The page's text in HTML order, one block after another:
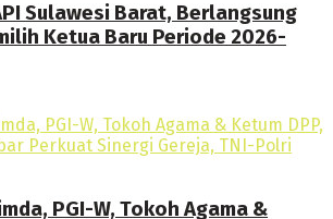
Sulawesi Barat, Berlangsung
Ketua Baru Periode 2026-
PGI-W, Tokoh Agama &